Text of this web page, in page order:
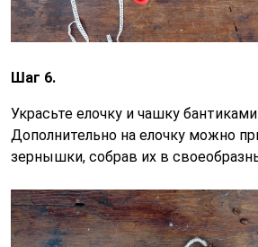
Шаг 6.
Украсьте елочку и чашку
Дополнительно на елочку можно
зернышки, собрав их в